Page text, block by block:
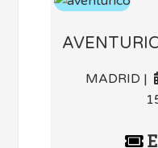
MADRID |